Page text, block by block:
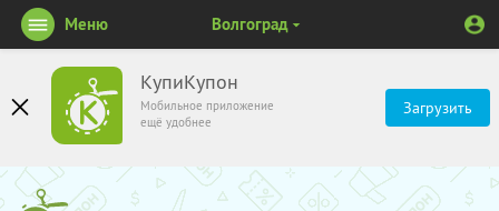
КупиКупон
Мобильное приложение
ещё удобнее
Загрузить
Меню Волгоград